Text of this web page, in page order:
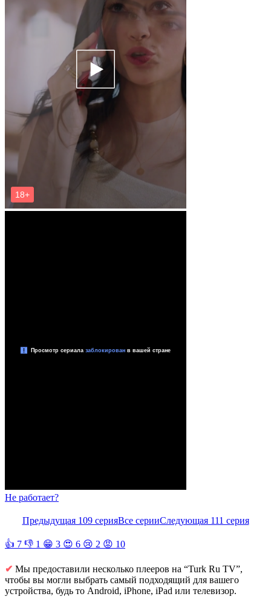
Не работает?
Предыдущая 109 серияВсе серииСледующая 111 серия
👍 7 👎 1 😁 3 😍 6 😢 2 😡 10
✔ Мы предоставили несколько плееров на “Turk Ru TV”,
чтобы вы могли выбрать самый подходящий для вашего
устройства, будь то Android, iPhone, iPad или телевизор.